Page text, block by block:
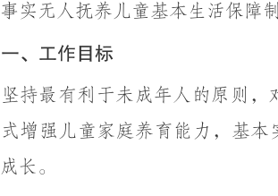
实无人抚养儿童基本生活保障
一、 工作目标
坚持最有利于未成年人的原则
增强儿童家庭养育能力，基本
长。